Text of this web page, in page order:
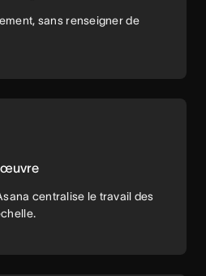
sans renseigner de
centralise le travail des